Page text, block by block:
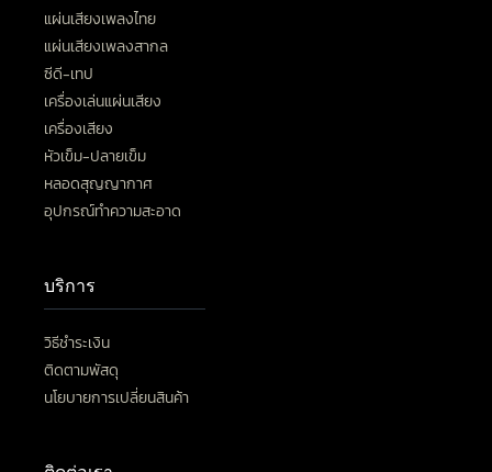
แผ่นเสียงเพลงไทย
แผ่นเสียงเพลงสากล
ซีดี-เทป
เครื่องเล่นแผ่นเสียง
เครื่องเสียง
หัวเข็ม-ปลายเข็ม
หลอดสุญญากาศ
อุปกรณ์ทำความสะอาด
บริการ
วิธีชำระเงิน
ติดตามพัสดุ
นโยบายการเปลี่ยนสินค้า